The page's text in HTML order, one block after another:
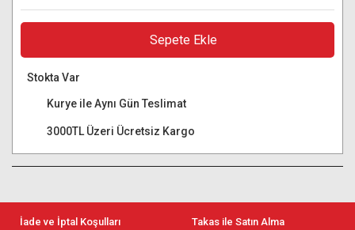
Sepete Ekle
Stokta Var
Kurye ile Aynı Gün Teslimat
3000TL Üzeri Ücretsiz Kargo
İade ve İptal Koşulları Takas ile Satın Alma